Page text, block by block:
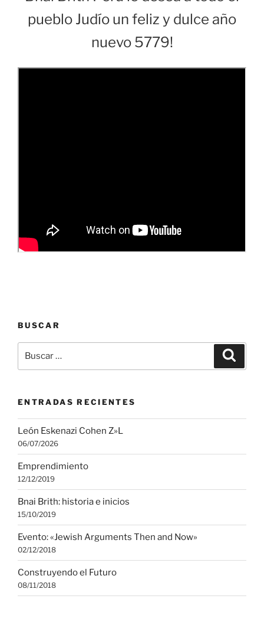
pueblo Judío un feliz y dulce año
nuevo 5779!
BUSCAR
por:
ENTRADAS RECIENTES
León Eskenazi Cohen Z»L
06/07/2026
Emprendimiento
12/12/2019
Bnai Brith: historia e inicios
15/10/2019
Evento: «Jewish Arguments Then and Now»
02/12/2018
Construyendo el Futuro
08/11/2018